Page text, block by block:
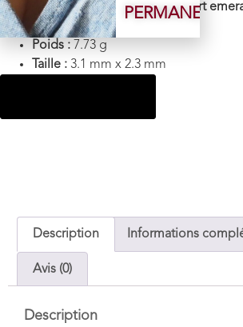
Couleur : Bleu,
nuance devert
Monture :Argent 925
Poids : 7.73 g
Taille : 3.1 mm x 2.3 mm
Description Informations
Avis (0)
Description
PERMANENTE